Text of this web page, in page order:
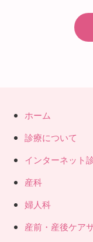
ホーム
診療について
インターネット
産科
婦人科
産前・産後ケア